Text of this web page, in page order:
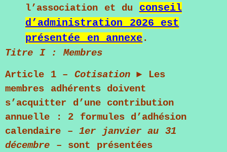
l’association et du conseil
d’administration 2026 est
présentée en annexe .
Titre I : Membres
Article 1 – Cotisation► Les
membres adhérents doivent
s’acquitter d’une contribution
annuelle : 2 formules d’adhésion
calendaire –1er janvier au 31
décembre – sont présentées